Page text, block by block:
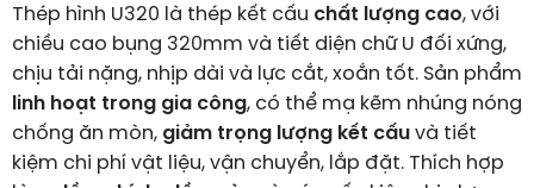
Thép hình U320 là thép kết cấu chất lượng cao, với
chiều cao bụng 320mm và tiết diện chữ U đối xứng,
chịu tải nặng, nhịp dài và lực cắt, xoắn tốt. Sản phẩm
linh hoạt trong gia công, có thể mạ kẽm nhúng nóng
chống ăn mòn, giảm trọng lượng kết cấuvà tiết
kiệm chi phí vật liệu, vận chuyển, lắp đặt. Thích hợp